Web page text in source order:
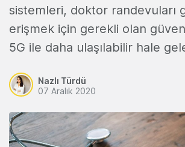
sistemleri, doktor randevuları
erişmek için gerekli olan
5G ile daha ulaşılabilir hale
Nazlı Türdü
07 Aralık 2020